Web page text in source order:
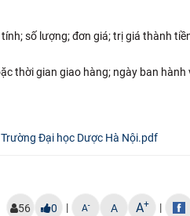
số lượng; đơn giá; trị giá thành
thời gian giao hàng; ngày ban hành
Đại học Dược Hà Nội.pdf
56 0 | A- A A+ |